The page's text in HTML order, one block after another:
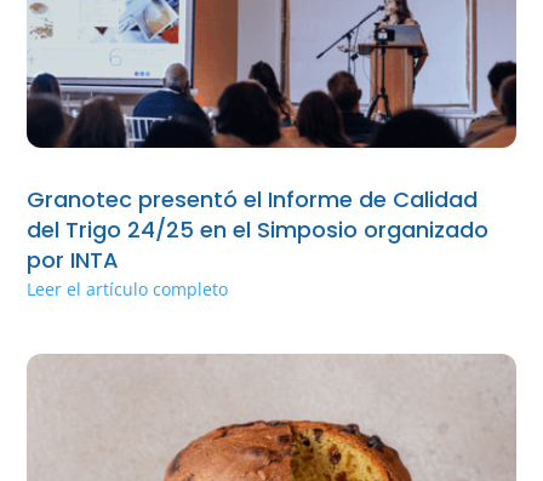
Granotec presentó el Informe de Calidad
del Trigo 24/25 en el Simposio organizado
por INTA
Leer el artículo completo